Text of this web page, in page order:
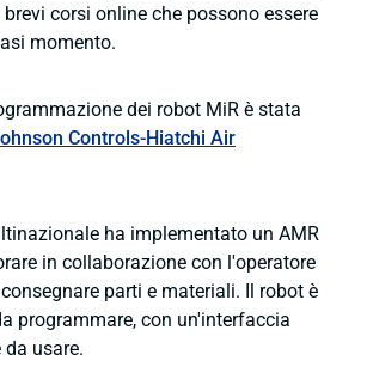
corsi online che possono essere
momento.
dei robot MiR è stata
Controls-Hiatchi Air
ha implementato un AMR
in collaborazione con l'operatore
parti e materiali. Il robot è
programmare, con un'interfaccia
usare.